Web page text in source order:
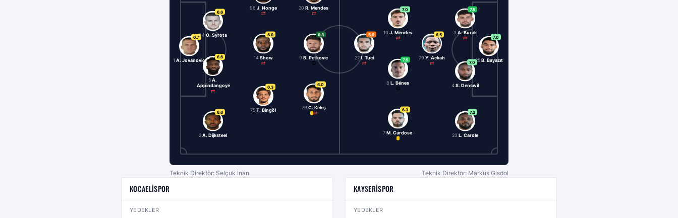
6.7
1 A. Jovanovic
6.6
2 A. Dijksteel
6.6
5A.
Appindangoyé
6.6
34 O. Syrota
6.3
75 T. Bingöl
6.9
14 Show
98 J. Nonge
6.0
70 C. Keleş
8.3
9 B. Petkovic
20 R. Mendes
7.0
25B. Bayazıt
7.5
3 A. Burak
7.0
4 S. Denswil
7.2
23 L. Carole
6.5
79 Y. Ackah
7.0
10 J. Mendes
7.5
8 L. Bénes
6.3
7 M. Cardoso
5.9
22I. Tuci
Teknik Direktör: Selçuk İnan Teknik Direktör: Markus Gisdol
KOCAELISPOR
YEDEKLER
KAYSERISPOR
YEDEKLER